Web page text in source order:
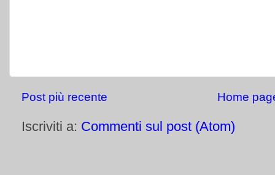
Post più recente Home
Iscriviti a: Commenti sul post (Atom)